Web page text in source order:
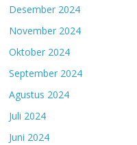
Desember 2024
November 2024
Oktober 2024
September 2024
Agustus 2024
Juli 2024
Juni 2024